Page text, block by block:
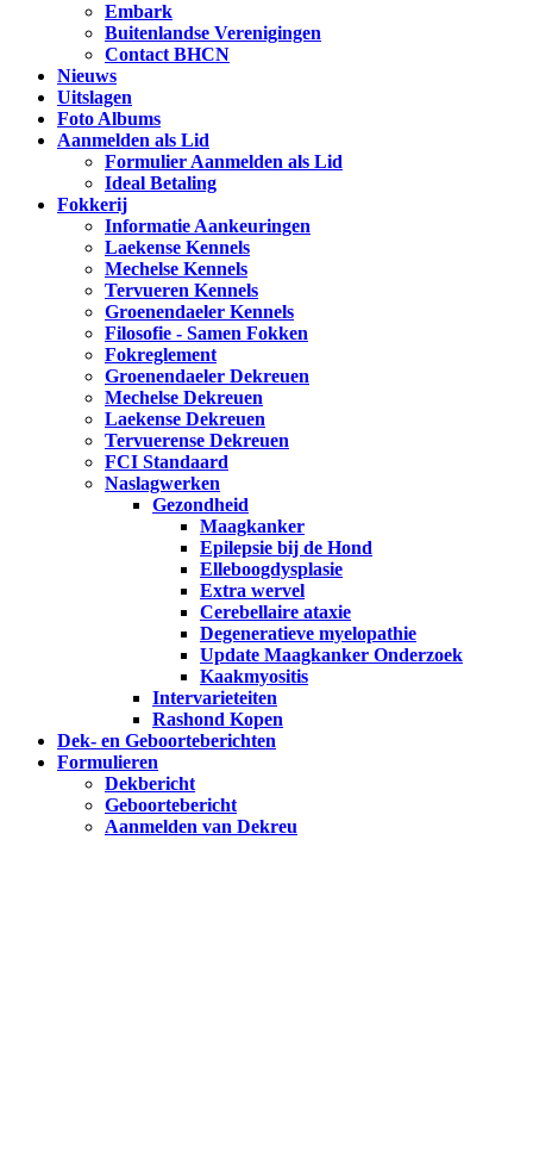
Embark
Buitenlandse Verenigingen
Contact BHCN
Nieuws
Uitslagen
Foto Albums
Aanmelden als Lid
Formulier Aanmelden als Lid
Ideal Betaling
Fokkerij
Informatie Aankeuringen
Laekense Kennels
Mechelse Kennels
Tervueren Kennels
Groenendaeler Kennels
Filosofie - Samen Fokken
Fokreglement
Groenendaeler Dekreuen
Mechelse Dekreuen
Laekense Dekreuen
Tervuerense Dekreuen
FCI Standaard
Naslagwerken
Gezondheid
Maagkanker
Epilepsie bij de Hond
Elleboogdysplasie
Extra wervel
Cerebellaire ataxie
Degeneratieve myelopathie
Update Maagkanker Onderzoek
Kaakmyositis
Intervarieteiten
Rashond Kopen
Dek- en Geboorteberichten
Formulieren
Dekbericht
Geboortebericht
Aanmelden van Dekreu